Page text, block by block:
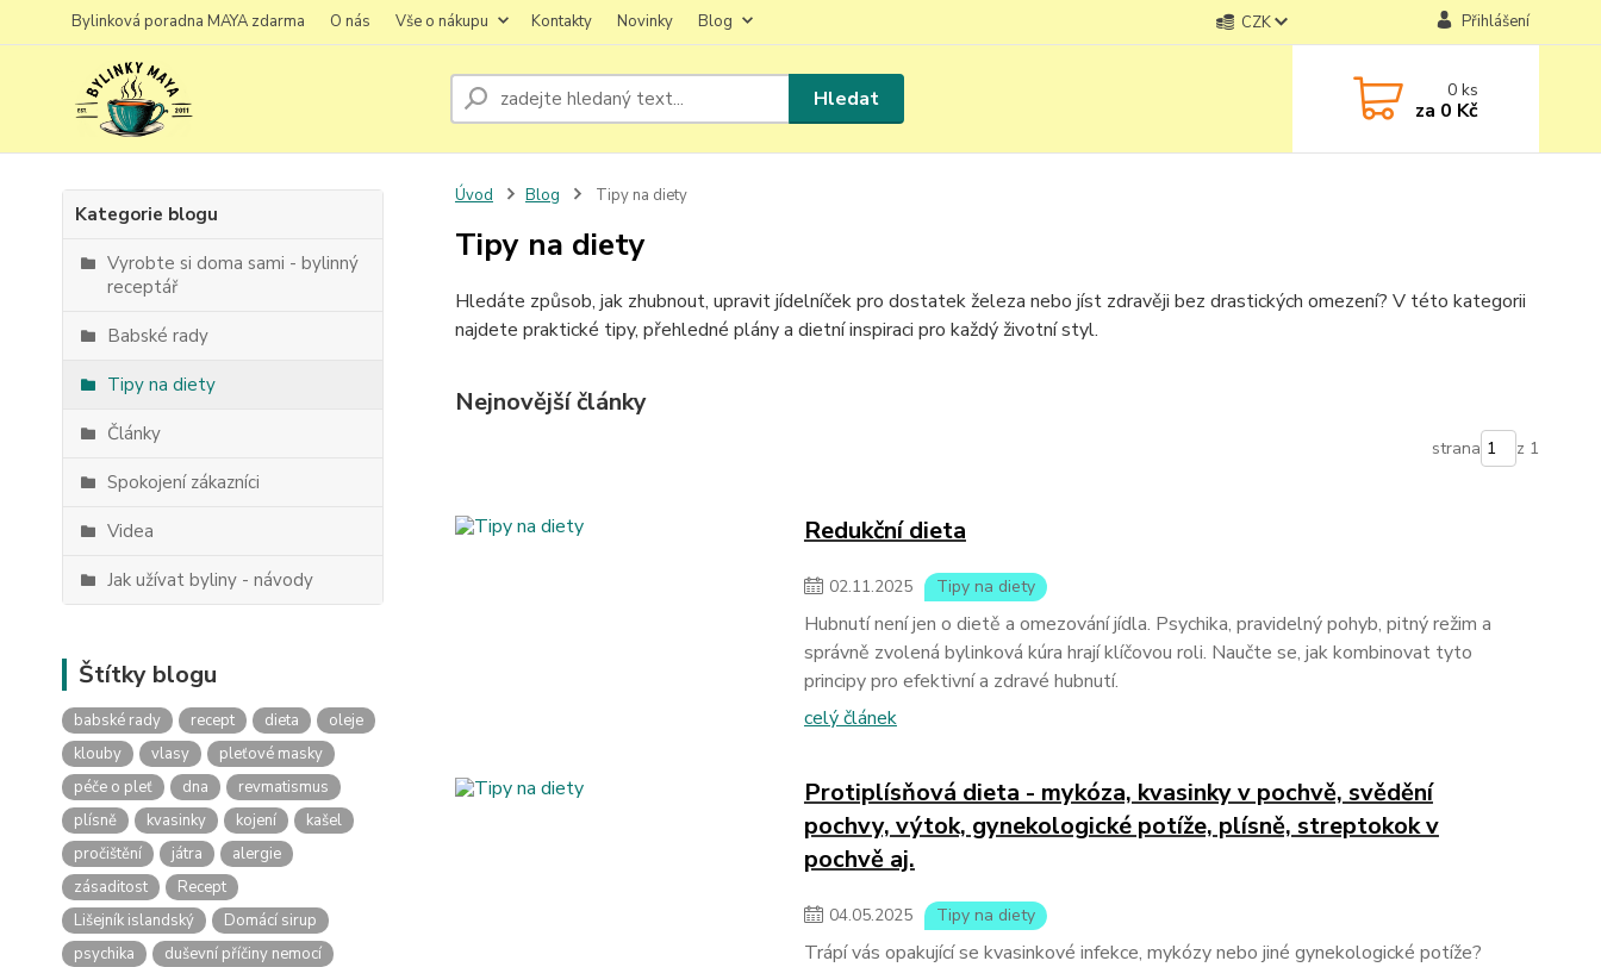
Bylinková poradna MAYA zdarma O nás Vše o nákupu Kontakty Novinky Blog CZK Přihlášení
Hledat 0ks
za 0 Kč
Kategorie blogu
Vyrobte si doma sami - bylinný
receptář
Babské rady
Tipy na diety
Články
Spokojení zákazníci
Videa
Jak užívat byliny - návody
Štítky blogu
babské rady recept dieta
oleje
klouby
vlasy
pleťové masky
péče o pleť
dna
revmatismus
plísně
kvasinky kojení
kašel
pročištění
játra
alergie
zásaditost
Recept
Lišejník islandský
Domácí sirup
psychika
duševní příčiny nemocí
Úvod Blog Tipy na diety
Tipy na diety
Hledáte způsob, jak zhubnout, upravit jídelníček pro dostatek železa nebo jíst zdravěji bez drastických omezení? V této kategorii
najdete praktické tipy, přehledné plány a dietní inspiraci pro každý životní styl.
Nejnovější články
strana z 1
Redukční dieta
02.11.2025 Tipy na diety
Hubnutí není jen o dietě a omezování jídla. Psychika, pravidelný pohyb, pitný režim a
správně zvolená bylinková kúra hrají klíčovou roli. Naučte se, jak kombinovat tyto
principy pro efektivní a zdravé hubnutí.
celý článek
Protiplísňová dieta - mykóza, kvasinky v pochvě, svědění
pochvy, výtok, gynekologické potíže, plísně, streptokok v
pochvě aj.
04.05.2025 Tipy na diety
Trápí vás opakující se kvasinkové infekce, mykózy nebo jiné gynekologické potíže?